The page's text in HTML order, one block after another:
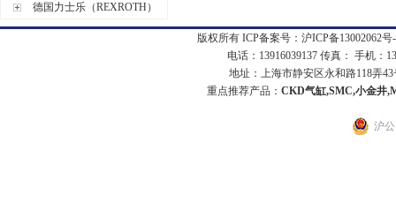
德国力士乐（REXROTH）
版权所有 ICP备案号： 沪ICP备13002062号
电话：13916039137 传真： 手机：
地址：上海市静安区永和路118弄43
重点推荐产品： CKD气缸,SMC,小金井
沪公